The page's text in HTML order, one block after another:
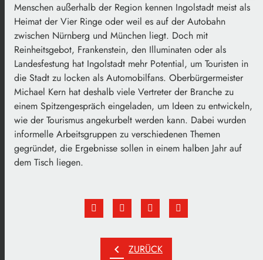
Menschen außerhalb der Region kennen Ingolstadt meist als
Heimat der Vier Ringe oder weil es auf der Autobahn
zwischen Nürnberg und München liegt. Doch mit
Reinheitsgebot, Frankenstein, den Illuminaten oder als
Landesfestung hat Ingolstadt mehr Potential, um Touristen in
die Stadt zu locken als Automobilfans. Oberbürgermeister
Michael Kern hat deshalb viele Vertreter der Branche zu
einem Spitzengespräch eingeladen, um Ideen zu entwickeln,
wie der Tourismus angekurbelt werden kann. Dabei wurden
informelle Arbeitsgruppen zu verschiedenen Themen
gegründet, die Ergebnisse sollen in einem halben Jahr auf
dem Tisch liegen.
chevron_left ZURÜCK